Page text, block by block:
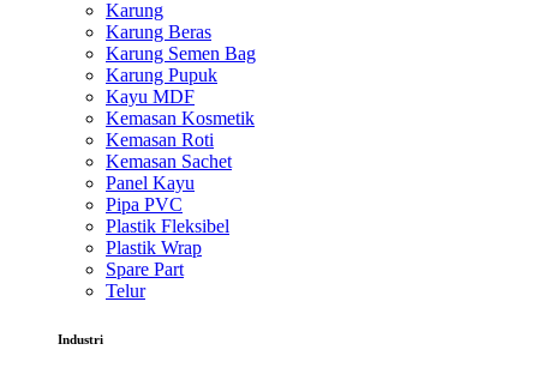
Karung
Karung Beras
Karung Semen Bag
Karung Pupuk
Kayu MDF
Kemasan Kosmetik
Kemasan Roti
Kemasan Sachet
Panel Kayu
Pipa PVC
Plastik Fleksibel
Plastik Wrap
Spare Part
Telur
Industri